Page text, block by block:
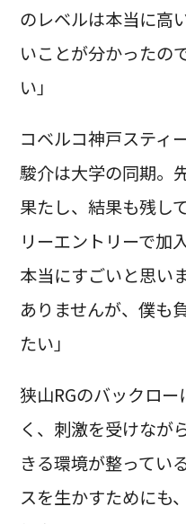
のレベルは本当に高
いことが分かったの
い」
コベルコ神戸スティ
駿介は大学の同期。
果たし、結果も残し
リーエントリーで加
本当にすごいと思い
ありませんが、僕も
たい」
狭山RGのバックロ
く、刺激を受けなが
きる環境が整ってい
スを生かすためにも